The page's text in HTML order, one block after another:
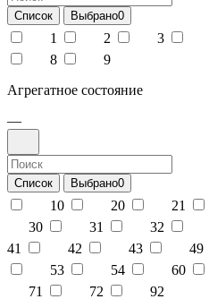
Список Выбрано0
1 2 3
8
9
Агрегатное состояние
—
Список Выбрано0
10 20 21
30
31 32
41
42 43 49
53
54 60
71
72 92